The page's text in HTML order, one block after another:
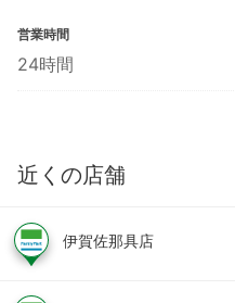
営業時間
24時間
近くの店舗
伊賀佐那具店